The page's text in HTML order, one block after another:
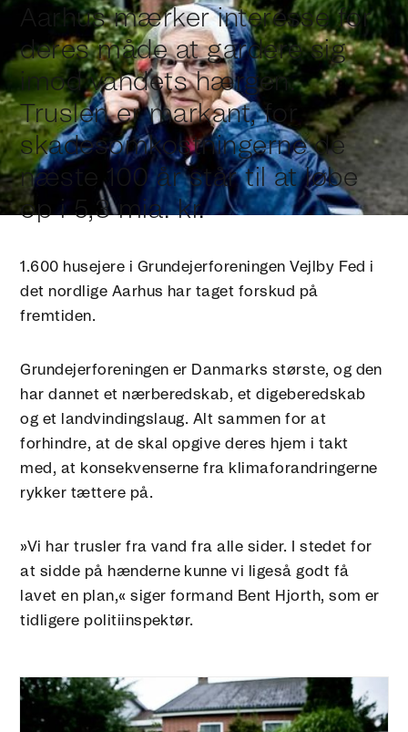
Aarhus mærker interesse for
deres måde at gardere sig
imod vandets hærgen.
Truslen er markant, for
skadesomkostningerne de
næste 100 år står til at løbe
op i 5,3 mia. kr.
1.600 husejere i Grundejerforeningen Vejlby Fed i
det nordlige Aarhus har taget forskud på
fremtiden.
Grundejerforeningen er Danmarks største, og den
har dannet et nærberedskab, et digeberedskab
og et landvindingslaug. Alt sammen for at
forhindre, at de skal opgive deres hjem i takt
med, at konsekvenserne fra klimaforandringerne
rykker tættere på.
»Vi har trusler fra vand fra alle sider. I stedet for
at sidde på hænderne kunne vi ligeså godt få
lavet en plan,« siger formand Bent Hjorth, som er
tidligere politiinspektør.